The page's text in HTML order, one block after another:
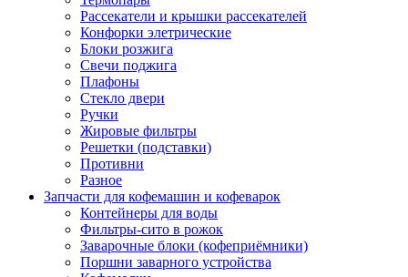
Рассекатели и крышки рассекателей
Конфорки элетрические
Блоки розжига
Свечи поджига
Плафоны
Стекло двери
Ручки
Жировые фильтры
Решетки (подставки)
Противни
Разное
Запчасти для кофемашин и кофеварок
Контейнеры для воды
Фильтры-сито в рожок
Заварочные блоки (кофеприёмники)
Поршни заварного устройства